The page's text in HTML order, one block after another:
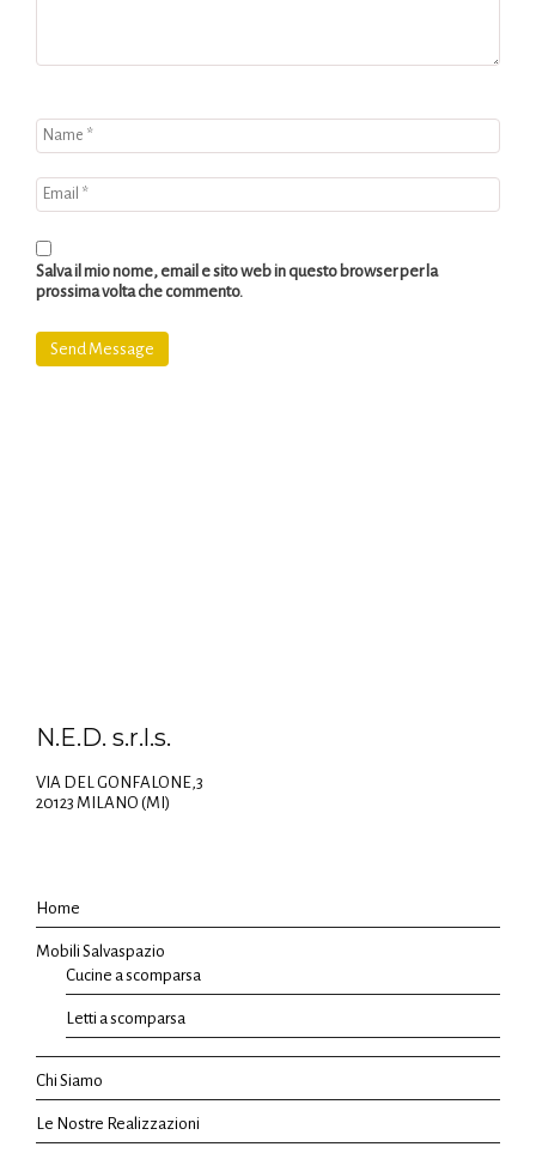
Salva il mio nome, email e sito web in questo browser per la
prossima volta che commento.
N.E.D. s.r.l.s.
VIA DEL GONFALONE,3
20123 MILANO (MI)
Home
Mobili Salvaspazio
Cucine a scomparsa
Letti a scomparsa
Chi Siamo
Le Nostre Realizzazioni